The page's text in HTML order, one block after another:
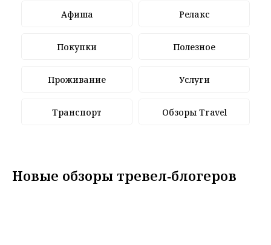
Афиша Релакс
Покупки
Услуги
Транспорт
Проживание
Полезное
Обзоры Travel
Новые обзоры тревел‑блогеров